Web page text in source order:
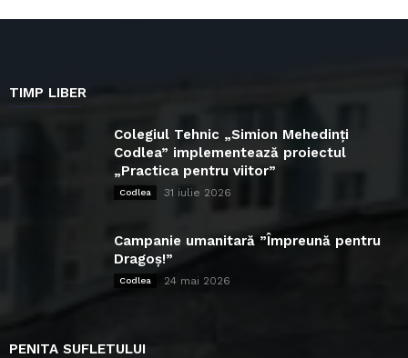
TIMP LIBER
Colegiul Tehnic „Simion Mehedinți
Codlea” implementează proiectul
„Practica pentru viitor”
Codlea 31 iulie 2026
Campanie umanitară ”Împreună pentru
Dragoș!”
Codlea 24 mai 2026
PENITA SUFLETULUI